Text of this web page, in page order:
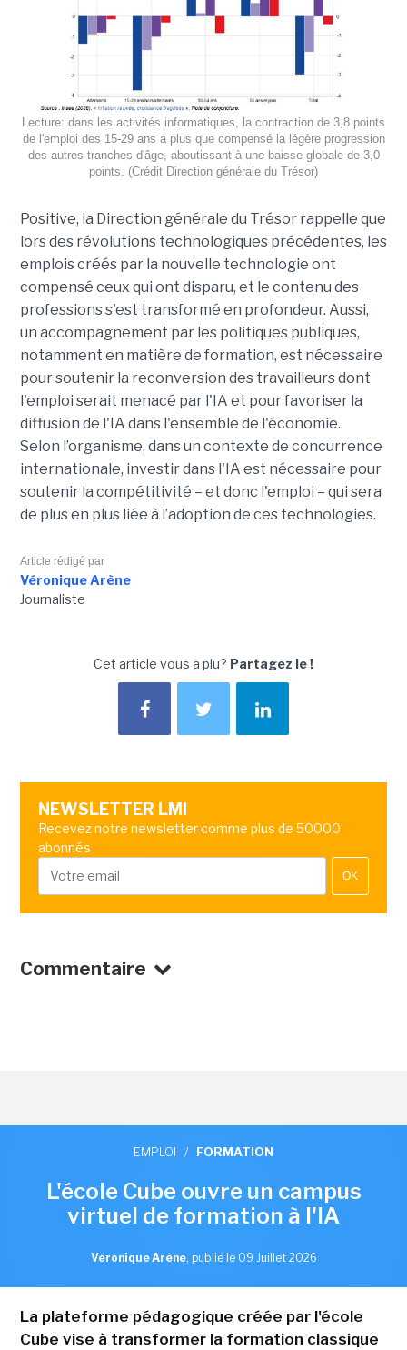
Lecture: dans les activités informatiques, la contraction de 3,8 points
de l'emploi des 15-29 ans a plus que compensé la légère progression
des autres tranches d'âge, aboutissant à une baisse globale de 3,0
points. (Crédit Direction générale du Trésor)
Positive, la Direction générale du Trésor rappelle que
lors des révolutions technologiques précédentes, les
emplois créés par la nouvelle technologie ont
compensé ceux qui ont disparu, et le contenu des
professions s'est transformé en profondeur. Aussi,
un accompagnement par les politiques publiques,
notamment en matière de formation, est nécessaire
pour soutenir la reconversion des travailleurs dont
l'emploi serait menacé par l'IA et pour favoriser la
diffusion de l'IA dans l'ensemble de l'économie.
Selon l’organisme, dans un contexte de concurrence
internationale, investir dans l'IA est nécessaire pour
soutenir la compétitivité – et donc l'emploi – qui sera
de plus en plus liée à l’adoption de ces technologies.
Article rédigé par
Véronique Arène
Journaliste
Cet article vous a plu? Partagez le !
NEWSLETTER LMI
Recevez notre newsletter comme plus de 50000
abonnés
OK
Commentaire
EMPLOI / FORMATION
L'école Cube ouvre un campus
virtuel de formation à l'IA
Véronique Arène, publié le 09 Juillet 2026
La plateforme pédagogique créée par l'école
Cube vise à transformer la formation classique